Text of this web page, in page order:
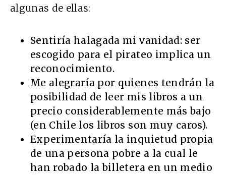
algunas de ellas:
Sentiría halagada mi vanidad: ser
escogido para el pirateo implica un
reconocimiento.
Me alegraría por quienes tendrán la
posibilidad de leer mis libros a un
precio considerablemente más bajo
(en Chile los libros son muy caros).
Experimentaría la inquietud propia
de una persona pobre a la cual le
han robado la billetera en un medio